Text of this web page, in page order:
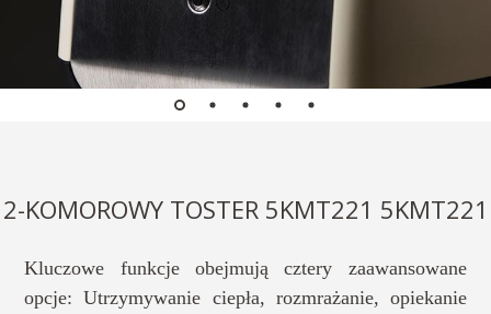
2-KOMOROWY TOSTER 5KMT221 5KMT221
Kluczowe funkcje obejmują cztery zaawansowane
opcje: Utrzymywanie ciepła, rozmrażanie, opiekanie